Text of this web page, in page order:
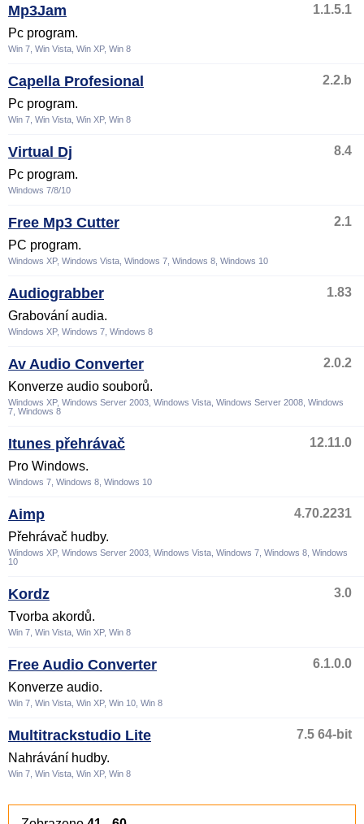
Mp3Jam
1.1.5.1
Pc program.
Win 7, Win Vista, Win XP, Win 8
Capella Profesional
2.2.b
Pc program.
Win 7, Win Vista, Win XP, Win 8
Virtual Dj
8.4
Pc program.
Windows 7/8/10
Free Mp3 Cutter
2.1
PC program.
Windows XP, Windows Vista, Windows 7, Windows 8, Windows 10
Audiograbber
1.83
Grabování audia.
Windows XP, Windows 7, Windows 8
Av Audio Converter
2.0.2
Konverze audio souborů.
Windows XP, Windows Server 2003, Windows Vista, Windows Server 2008, Windows
7, Windows 8
Itunes přehrávač
12.11.0
Pro Windows.
Windows 7, Windows 8, Windows 10
Aimp
4.70.2231
Přehrávač hudby.
Windows XP, Windows Server 2003, Windows Vista, Windows 7, Windows 8, Windows
10
Kordz
3.0
Tvorba akordů.
Win 7, Win Vista, Win XP, Win 8
Free Audio Converter
6.1.0.0
Konverze audio.
Win 7, Win Vista, Win XP, Win 10, Win 8
Multitrackstudio Lite
7.5 64-bit
Nahrávání hudby.
Win 7, Win Vista, Win XP, Win 8